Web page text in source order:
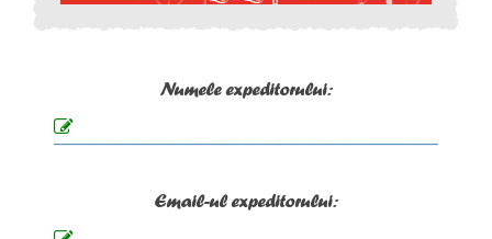
Numele expeditorului:
Email-ul expeditorului: